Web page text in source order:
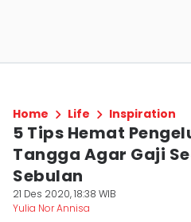
Home Life Inspiration
5 Tips Hemat
Tangga Agar Gaji
Sebulan
21 Des 2020, 18:38 WIB
Yulia Nor Annisa